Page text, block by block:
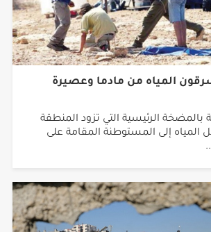
المياه من مادما وعصيرة
بالمضخة الرئيسية التي تزود المنطقة
المياه إلى المستوطنة المقامة على